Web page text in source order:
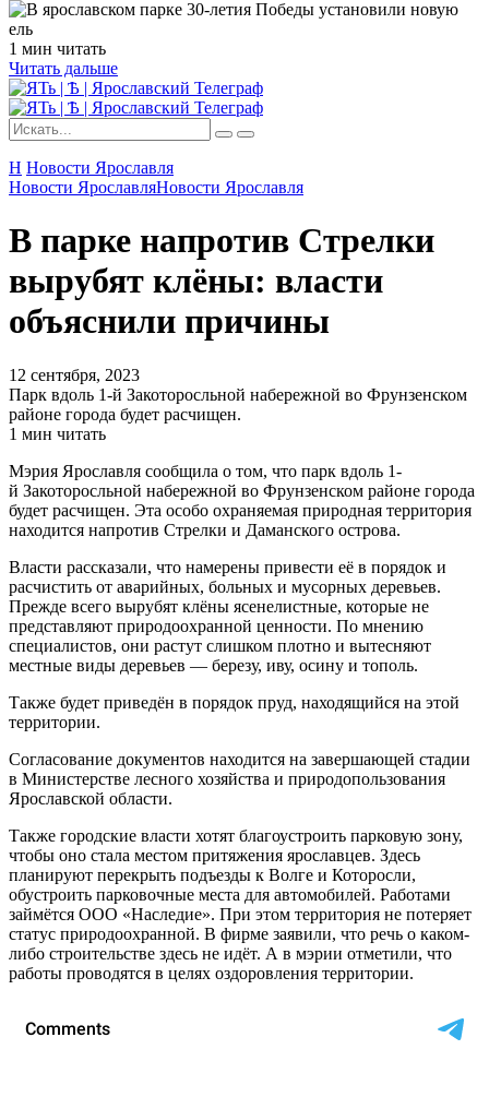
1 мин читать
Читать дальше
Н Новости Ярославля
Новости ЯрославляНовости Ярославля
В парке напротив Стрелки
вырубят клёны: власти
объяснили причины
12 сентября, 2023
Парк вдоль 1-й Закоторосльной набережной во Фрунзенском
районе города будет расчищен.
1 мин читать
Мэрия Ярославля сообщила о том, что парк вдоль 1-
й Закоторосльной набережной во Фрунзенском районе города
будет расчищен. Эта особо охраняемая природная территория
находится напротив Стрелки и Даманского острова.
Власти рассказали, что намерены привести её в порядок и
расчистить от аварийных, больных и мусорных деревьев.
Прежде всего вырубят клёны ясенелистные, которые не
представляют природоохранной ценности. По мнению
специалистов, они растут слишком плотно и вытесняют
местные виды деревьев — березу, иву, осину и тополь.
Также будет приведён в порядок пруд, находящийся на этой
территории.
Согласование документов находится на завершающей стадии
в Министерстве лесного хозяйства и природопользования
Ярославской области.
Также городские власти хотят благоустроить парковую зону,
чтобы оно стала местом притяжения ярославцев. Здесь
планируют перекрыть подъезды к Волге и Которосли,
обустроить парковочные места для автомобилей. Работами
займётся ООО «Наследие». При этом территория не потеряет
статус природоохранной. В фирме заявили, что речь о каком-
либо строительстве здесь не идёт. А в мэрии отметили, что
работы проводятся в целях оздоровления территории.